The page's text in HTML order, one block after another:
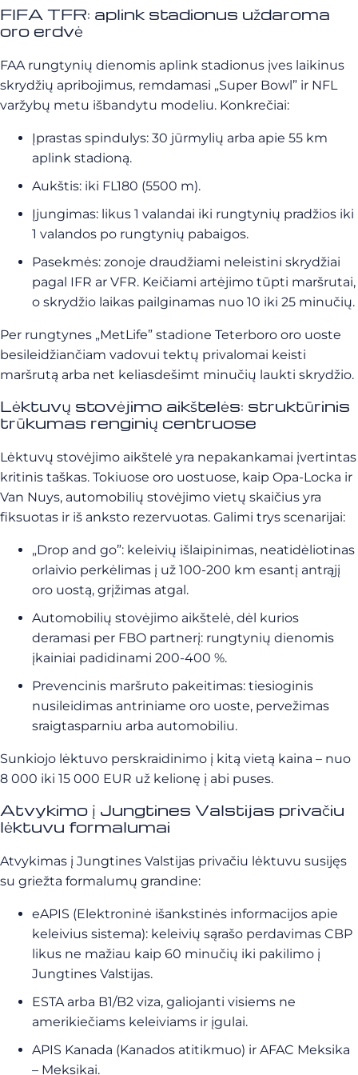
FIFA TFR: aplink stadionus uždaroma
oro erdvė
FAA rungtynių dienomis aplink stadionus įves laikinus
skrydžių apribojimus, remdamasi „Super Bowl” ir NFL
varžybų metu išbandytu modeliu. Konkrečiai:
Įprastas spindulys: 30 jūrmylių arba apie 55 km
aplink stadioną.
Aukštis: iki FL180 (5500 m).
Įjungimas: likus 1 valandai iki rungtynių pradžios iki
1 valandos po rungtynių pabaigos.
Pasekmės: zonoje draudžiami neleistini skrydžiai
pagal IFR ar VFR. Keičiami artėjimo tūpti maršrutai,
o skrydžio laikas pailginamas nuo 10 iki 25 minučių.
Per rungtynes „MetLife” stadione Teterboro oro uoste
besileidžiančiam vadovui tektų privalomai keisti
maršrutą arba net keliasdešimt minučių laukti skrydžio.
Lėktuvų stovėjimo aikštelės: struktūrinis
trūkumas renginių centruose
Lėktuvų stovėjimo aikštelė yra nepakankamai įvertintas
kritinis taškas. Tokiuose oro uostuose, kaip Opa-Locka ir
Van Nuys, automobilių stovėjimo vietų skaičius yra
fiksuotas ir iš anksto rezervuotas. Galimi trys scenarijai:
„Drop and go”: keleivių išlaipinimas, neatidėliotinas
orlaivio perkėlimas į už 100-200 km esantį antrąjį
oro uostą, grįžimas atgal.
Automobilių stovėjimo aikštelė, dėl kurios
deramasi per FBO partnerį: rungtynių dienomis
įkainiai padidinami 200-400 %.
Prevencinis maršruto pakeitimas: tiesioginis
nusileidimas antriniame oro uoste, pervežimas
sraigtasparniu arba automobiliu.
Sunkiojo lėktuvo perskraidinimo į kitą vietą kaina – nuo
8 000 iki 15 000 EUR už kelionę į abi puses.
Atvykimo į Jungtines Valstijas privačiu
lėktuvu formalumai
Atvykimas į Jungtines Valstijas privačiu lėktuvu susijęs
su griežta formalumų grandine:
eAPIS (Elektroninė išankstinės informacijos apie
keleivius sistema): keleivių sąrašo perdavimas CBP
likus ne mažiau kaip 60 minučių iki pakilimo į
Jungtines Valstijas.
ESTA arba B1/B2 viza, galiojanti visiems ne
amerikiečiams keleiviams ir įgulai.
APIS Kanada (Kanados atitikmuo) ir AFAC Meksika
– Meksikai.